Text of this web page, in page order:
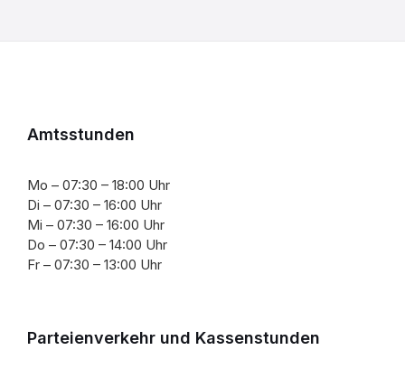
Amtsstunden
Mo – 07:30 – 18:00 Uhr
Di – 07:30 – 16:00 Uhr
Mi – 07:30 – 16:00 Uhr
Do – 07:30 – 14:00 Uhr
Fr – 07:30 – 13:00 Uhr
Parteienverkehr und Kassenstunden